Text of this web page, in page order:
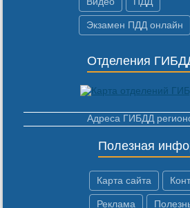
Экзамен ПДД онлайн
Отделения
Адреса ГИБДД
Полезная
Карта сайта
Реклама